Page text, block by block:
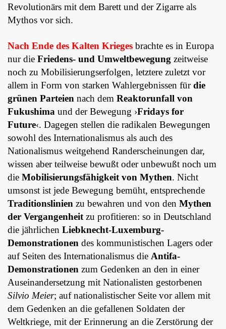
Revolutionärs mit dem Barett und der Zigarre als
Mythos vor sich.
Nach Ende des Kalten Krieges brachte es in Europa
nur die Friedens- und Umweltbewegung zeitweise
noch zu Mobilisierungserfolgen, letztere zuletzt vor
allem in Form von starken Wahlergebnissen fürdie
grünen Parteien nach dem Reaktorunfall von
Fukushima und der Bewegung ›Fridays for
Future‹. Dagegen stellen die radikalen Bewegungen
sowohl des Internationalismus als auch des
Nationalismus weitgehend Randerscheinungen dar,
wissen aber teilweise bewußt oder unbewußt noch um
die Mobilisierungsfähigkeit von Mythen. Nicht
umsonst ist jede Bewegung bemüht, entsprechende
Traditionslinien zu bewahren und von den Mythen
der Vergangenheit zu profitieren: so in Deutschland
die jährlichen Liebknecht-Luxemburg-
Demonstrationen des kommunistischen Lagers oder
auf Seiten des Internationalismus die Antifa-
Demonstrationen zum Gedenken an den in einer
Auseinandersetzung mit Nationalisten gestorbenen
Silvio Meier; auf nationalistischer Seite vor allem mit
dem Gedenken an die gefallenen Soldaten der
Weltkriege, mit der Erinnerung an die Zerstörung der